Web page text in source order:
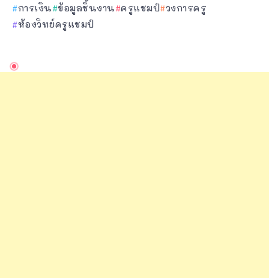
การเงิน ข้อมูลชิ้นงาน ครูแชมป์ วงการครู
ห้องวิทย์ครูแชมป์